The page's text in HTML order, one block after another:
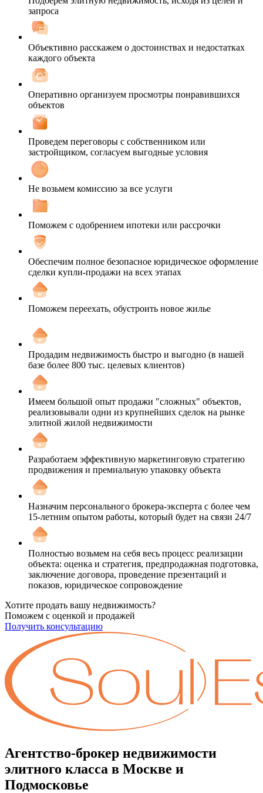
запроса
Объективно расскажем о достоинствах и недостатках
каждого объекта
Оперативно организуем просмотры понравившихся
объектов
Проведем переговоры с собственником или
застройщиком, согласуем выгодные условия
Не возьмем комиссию за все услуги
Поможем с одобрением ипотеки или рассрочки
Обеспечим полное безопасное юридическое оформление
сделки купли-продажи на всех этапах
Поможем переехать, обустроить новое жилье
Продадим недвижимость быстро и выгодно (в нашей
базе более 800 тыс. целевых клиентов)
Имеем большой опыт продажи "сложных" объектов,
реализовывали одни из крупнейших сделок на рынке
элитной жилой недвижимости
Разработаем эффективную маркетинговую стратегию
продвижения и премиальную упаковку объекта
Назначим персонального брокера-эксперта с более чем
15-летним опытом работы, который будет на связи 24/7
Полностью возьмем на себя весь процесс реализации
объекта: оценка и стратегия, предпродажная подготовка,
заключение договора, проведение презентаций и
показов, юридическое сопровождение
Хотите продать вашу недвижимость?
Поможем с оценкой и продажей
Получить консультацию
Агентство-брокер недвижимости
элитного класса в Москве и
Подмосковье